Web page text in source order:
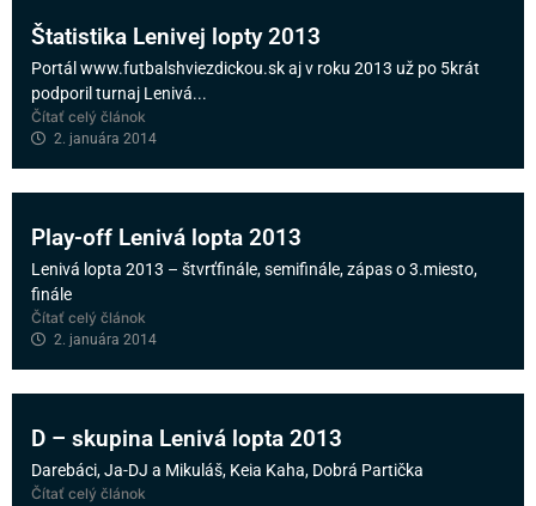
Štatistika Lenivej lopty 2013
Portál www.futbalshviezdickou.sk aj v roku 2013 už po 5krát
podporil turnaj Lenivá...
Čítať celý článok
2. januára 2014
Play-off Lenivá lopta 2013
Lenivá lopta 2013 – štvrťfinále, semifinále, zápas o 3.miesto,
finále
Čítať celý článok
2. januára 2014
D – skupina Lenivá lopta 2013
Darebáci, Ja-DJ a Mikuláš, Keia Kaha, Dobrá Partička
Čítať celý článok